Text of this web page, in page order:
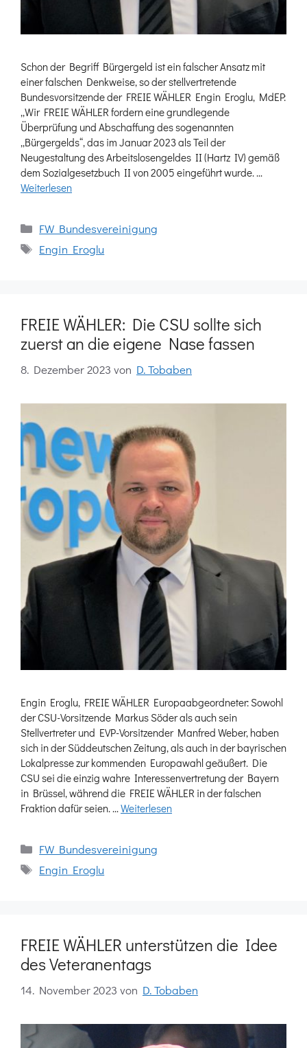
Schon der Begriff Bürgergeld ist ein falscher Ansatz mit
einer falschen Denkweise, so der stellvertretende
Bundesvorsitzende der FREIE WÄHLER Engin Eroglu, MdEP:
„Wir FREIE WÄHLER fordern eine grundlegende
Überprüfung und Abschaffung des sogenannten
„Bürgergelds“, das im Januar 2023 als Teil der
Neugestaltung des Arbeitslosengeldes II (Hartz IV) gemäß
dem Sozialgesetzbuch II von 2005 eingeführt wurde. …
Weiterlesen
Kategorien
FW Bundesvereinigung
Schlagwörter
Engin Eroglu
FREIE WÄHLER: Die CSU sollte sich
zuerst an die eigene Nase fassen
8. Dezember 2023 von D. Tobaben
Engin Eroglu, FREIE WÄHLER Europaabgeordneter: Sowohl
der CSU-Vorsitzende Markus Söder als auch sein
Stellvertreter und EVP-Vorsitzender Manfred Weber, haben
sich in der Süddeutschen Zeitung, als auch in der bayrischen
Lokalpresse zur kommenden Europawahl geäußert. Die
CSU sei die einzig wahre Interessenvertretung der Bayern
in Brüssel, während die FREIE WÄHLER in der falschen
Fraktion dafür seien. …Weiterlesen
Kategorien
FW Bundesvereinigung
Schlagwörter
Engin Eroglu
FREIE WÄHLER unterstützen die Idee
des Veteranentags
14. November 2023 von D. Tobaben